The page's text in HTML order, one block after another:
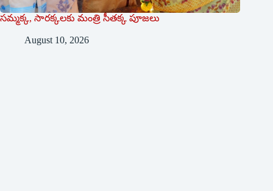
సమ్మక్క, సారక్కలకు మంత్రి సీతక్క పూజలు
August 10, 2026